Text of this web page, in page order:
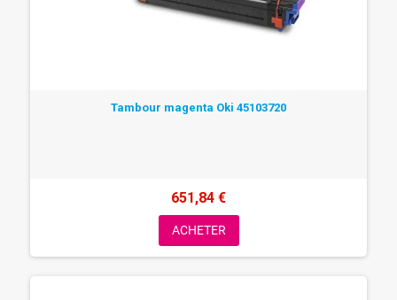
Tambour magenta Oki 45103720
651,84 €
ACHETER